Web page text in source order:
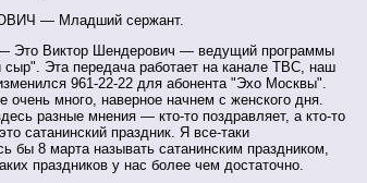
— Младший сержант.
Виктор Шендерович — ведущий программы
сыр". Эта передача работает на канале ТВС, наш
961-22-22 для абонента "Эхо Москвы".
очень много, наверное начнем с женского дня.
разные мнения — кто-то поздравляет, а кто-то
сатанинский праздник. Я все-таки
бы 8 марта называть сатанинским праздником,
праздников у нас более чем достаточно.